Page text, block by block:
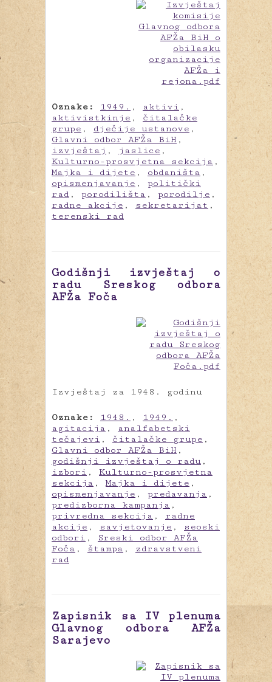
Oznake: 1949. , aktivi ,
aktivistkinje , čitalačke
grupe , dječije ustanove ,
Glavni odbor AFŽa BiH ,
izvještaj , jaslice ,
Kulturno-prosvjetna sekcija ,
Majka i dijete , obdaništa ,
opismenjavanje , politički
rad , porodilišta , porodilje ,
radne akcije , sekretarijat ,
terenski rad
Godišnji izvještaj o
radu Sreskog odbora
AFŽa Foča
Izvještaj za 1948. godinu
Oznake: 1948. , 1949. ,
agitacija ,
analfabetski
tečajevi , čitalačke grupe ,
Glavni odbor AFŽa BiH ,
godišnji izvještaj o radu ,
izbori , Kulturno-prosvjetna
sekcija ,Majka i dijete ,
opismenjavanje , predavanja ,
predizborna kampanja ,
privredna sekcija , radne
akcije , savjetovanje ,
seoski
odbori ,
Sreski odbor AFŽa
Foča , štampa ,
zdravstveni
rad
Zapisnik sa IV plenuma
Glavnog odbora AFŽa
Sarajevo